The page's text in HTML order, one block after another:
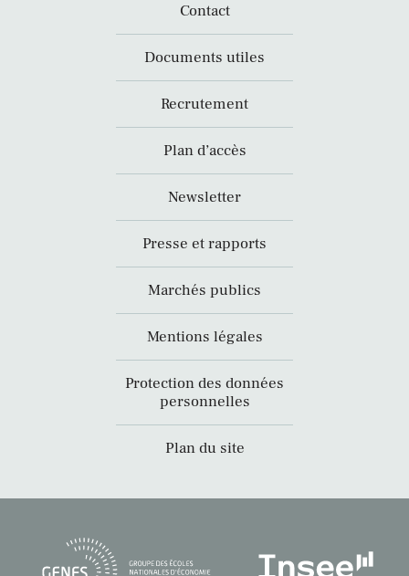
Contact
Documents utiles
Recrutement
Plan d’accès
Newsletter
Presse et rapports
Marchés publics
Mentions légales
Protection des données
personnelles
Plan du site